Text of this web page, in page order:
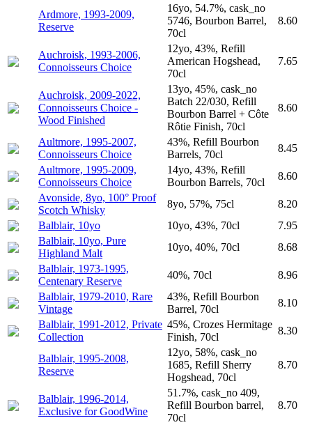
Ardmore, 1993-2009,
Reserve
16yo, 54.7%, cask_no
5746, Bourbon Barrel,
70cl
8.60
Auchroisk, 1993-2006,
Connoisseurs Choice
12yo, 43%, Refill
American Hogshead,
70cl
7.65
Auchroisk, 2009-2022,
Connoisseurs Choice -
Wood Finished
13yo, 45%, cask_no
Batch 22/030, Refill
Bourbon Barrel + Côte
Rôtie Finish, 70cl
8.60
Aultmore, 1995-2007,
Connoisseurs Choice
43%, Refill Bourbon
Barrels, 70cl
8.45
Aultmore, 1995-2009,
Connoisseurs Choice
14yo, 43%, Refill
Bourbon Barrels, 70cl
8.60
Avonside, 8yo, 100° Proof
Scotch Whisky
8yo, 57%, 75cl
8.20
Balblair, 10yo
10yo, 43%, 70cl
7.95
Balblair, 10yo, Pure
Highland Malt
10yo, 40%, 70cl
8.68
Balblair, 1973-1995,
Centenary Reserve
40%, 70cl
8.96
Balblair, 1979-2010, Rare
Vintage
43%, Refill Bourbon
Barrel, 70cl
8.10
Balblair, 1991-2012, Private
Collection
45%, Crozes Hermitage
Finish, 70cl
8.30
Balblair, 1995-2008,
Reserve
12yo, 58%, cask_no
1685, Refill Sherry
Hogshead, 70cl
8.70
Balblair, 1996-2014,
Exclusive for GoodWine
51.7%, cask_no 409,
Refill Bourbon barrel,
70cl
8.70